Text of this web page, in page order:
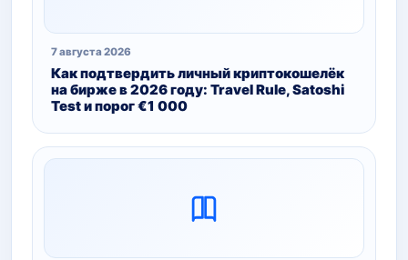
7 августа 2026
Как подтвердить личный криптокошелёк
на бирже в 2026 году: Travel Rule, Satoshi
Test и порог €1 000